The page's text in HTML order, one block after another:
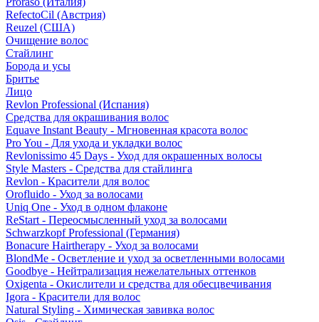
RefectoCil (Австрия)
Reuzel (США)
Очищение волос
Стайлинг
Борода и усы
Бритье
Лицо
Revlon Professional (Испания)
Средства для окрашивания волос
Equave Instant Beauty - Мгновенная красота волос
Pro You - Для ухода и укладки волос
Revlonissimo 45 Days - Уход для окрашенных волосы
Style Masters - Средства для стайлинга
Revlon - Красители для волос
Orofluido - Уход за волосами
Uniq One - Уход в одном флаконе
ReStart - Переосмысленный уход за волосами
Schwarzkopf Professional (Германия)
Bonacure Hairtherapy - Уход за волосами
BlondMe - Осветление и уход за осветленными волосами
Goodbye - Нейтрализация нежелательных оттенков
Oxigenta - Окислители и средства для обесцвечивания
Igora - Красители для волос
Natural Styling - Химическая завивка волос